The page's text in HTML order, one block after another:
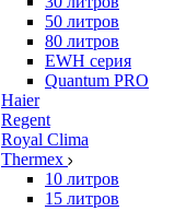
50 литров
80 литров
EWH серия
Quantum PRO
Haier
Regent
Royal Clima
Thermex
10 литров
15 литров